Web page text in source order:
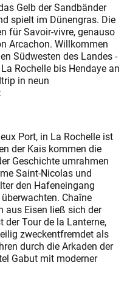
Gelb der Sandbänder
spielt im Dünengras. Die
für Savoir-vivre, genauso
Arcachon. Willkommen
Südwesten des Landes -
Rochelle bis Hendaye an
in neun
Port, in La Rochelle ist
der Kais kommen die
Geschichte umrahmen
Saint-Nicolas und
den Hafeneingang
Chaîne
aus Eisen ließ sich der
der Tour de la Lanterne,
zweckentfremdet als
durch die Arkaden der
Gabut mit moderner